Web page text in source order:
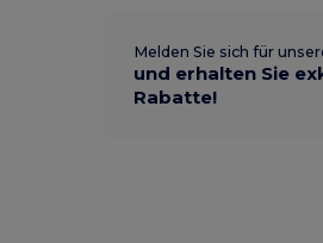
Melden Sie sich für
und erhalten Sie
Rabatte!